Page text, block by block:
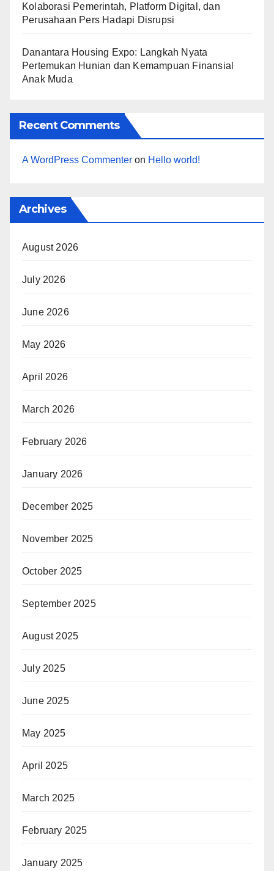
Kolaborasi Pemerintah, Platform Digital, dan
Perusahaan Pers Hadapi Disrupsi
Danantara Housing Expo: Langkah Nyata
Pertemukan Hunian dan Kemampuan Finansial
Anak Muda
Recent Comments
A WordPress Commenter on Hello world!
Archives
August 2026
July 2026
June 2026
May 2026
April 2026
March 2026
February 2026
January 2026
December 2025
November 2025
October 2025
September 2025
August 2025
July 2025
June 2025
May 2025
April 2025
March 2025
February 2025
January 2025